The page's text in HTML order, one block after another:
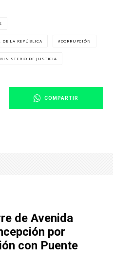
DE LA REPÚBLICA CORRUPCIÓN
MINISTERIO DE JUSTICIA
COMPARTIR
de Avenida
por
con Puente